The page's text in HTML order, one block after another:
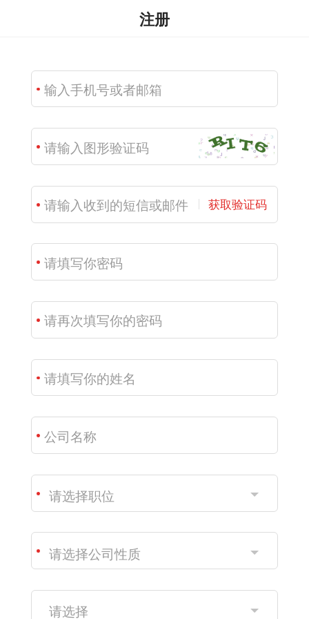
注册
获取验证码